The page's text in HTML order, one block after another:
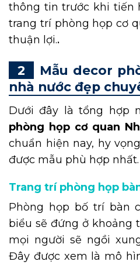
thông tin trước khi tiến
trang trí phòng họp cơ
thuận lợi..
Mẫu decor
nhà nước đẹp
Dưới đây là tổng hợp
phòng họp cơ quan
chuẩn hiện nay, hy
được mẫu phù hợp nhất.
Trang trí phòng họp
Phòng họp bố trí bàn
biểu sẽ đứng ở khoảng
mọi người sẽ ngồi
Đây được xem là mô